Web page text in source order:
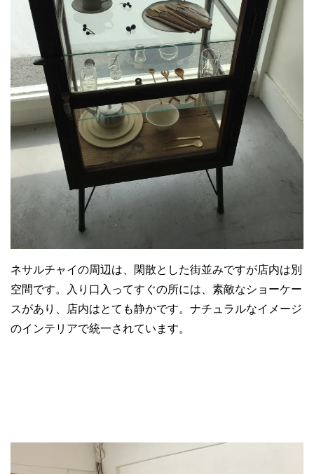
ネサルチャイの周辺は、閑散とした街並みですが店内は別
空間です。入り口入ってすぐの所には、素敵なショーケー
スがあり、店内はとても静かです。ナチュラルなイメージ
のインテリアで統一されています。